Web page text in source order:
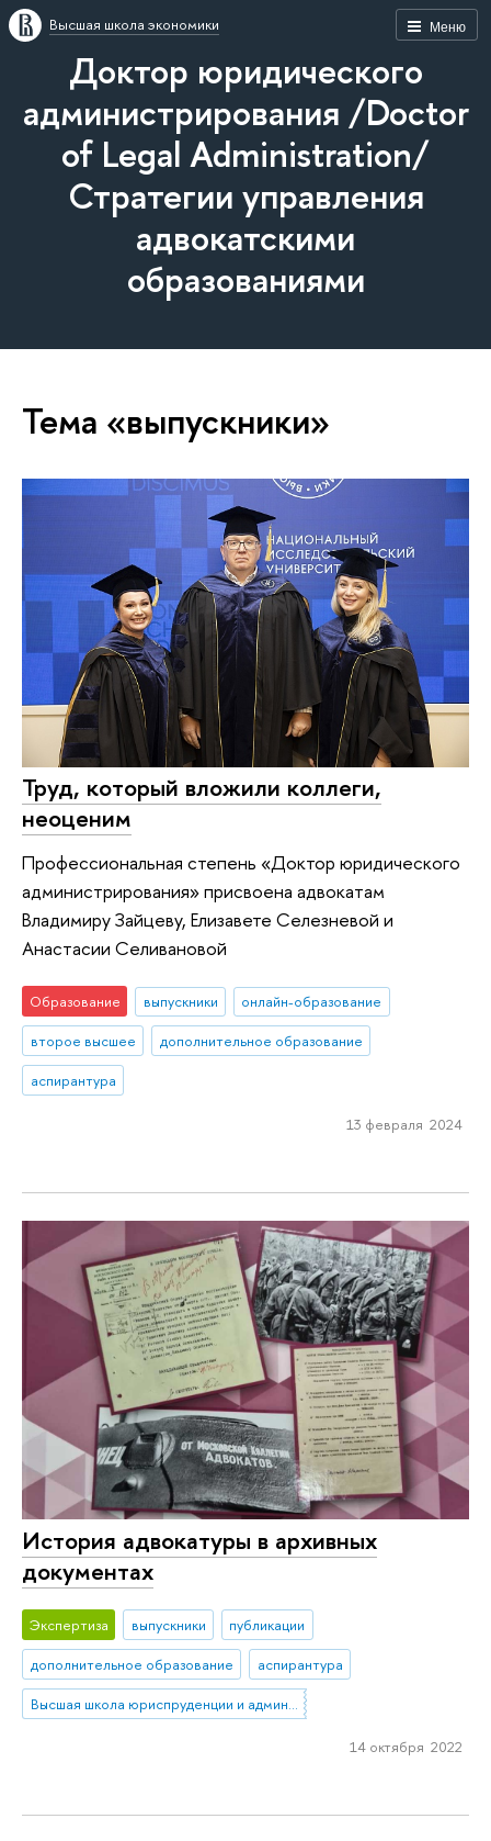
Меню
Высшая школа экономики
Доктор юридического
администрирования /Doctor
of Legal Administration/
Стратегии управления
адвокатскими
образованиями
Тема «выпускники»
Труд, который вложили коллеги,
неоценим
Профессиональная степень «Доктор юридического
администрирования» присвоена адвокатам
Владимиру Зайцеву, Елизавете Селезневой и
Анастасии Селивановой
Образование выпускники
онлайн-образование
второе высшее
дополнительное образование
аспирантура
13 февраля 2024
История адвокатуры в архивных
документах
Экспертиза выпускники
публикации
дополнительное образование
аспирантура
Высшая школа юриспруденции и администрирования
14 октября 2022